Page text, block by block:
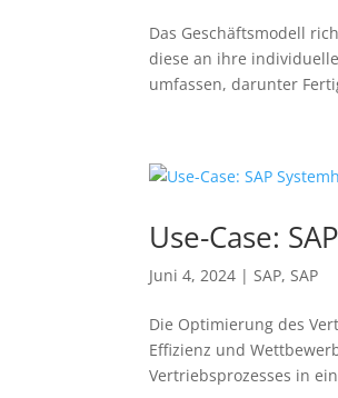
Das Geschäftsmodell
diese an ihre
umfassen, darunter
Use-Case:
Juni 4, 2024 |SAP,SAP
Die Optimierung des
Effizienz und
Vertriebsprozesses in